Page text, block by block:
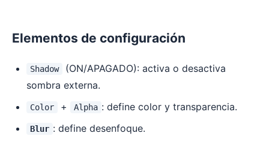
Elementos de configuración
Shadow
(ON/APAGADO): activa o desactiva
sombra externa.
Color + Alpha : define color y transparencia.
Blur : define desenfoque.